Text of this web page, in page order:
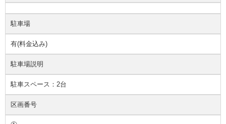
駐車場
有(料金込み)
駐車場説明
駐車スペース：2台
区画番号